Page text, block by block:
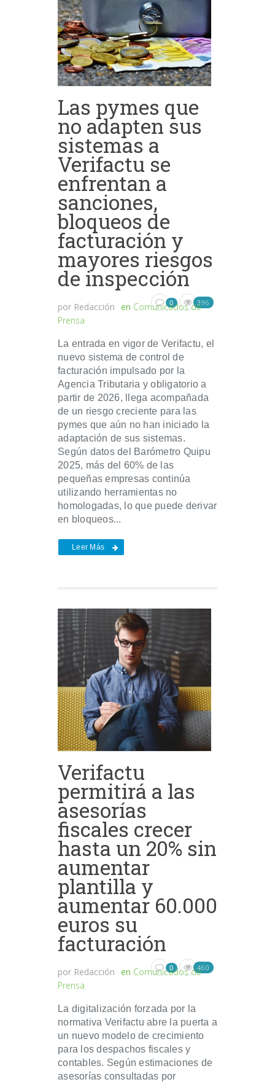
Las pymes que
no adapten sus
sistemas a
Verifactu se
enfrentan a
sanciones,
bloqueos de
facturación y
mayores riesgos
de inspección
por Redacción en Comunicados de
Prensa
0 396
La entrada en vigor de Verifactu, el
nuevo sistema de control de
facturación impulsado por la
Agencia Tributaria y obligatorio a
partir de 2026, llega acompañada
de un riesgo creciente para las
pymes que aún no han iniciado la
adaptación de sus sistemas.
Según datos del Barómetro Quipu
2025, más del 60% de las
pequeñas empresas continúa
utilizando herramientas no
homologadas, lo que puede derivar
en bloqueos...
Leer Más
Verifactu
permitirá a las
asesorías
fiscales crecer
hasta un 20% sin
aumentar
plantilla y
aumentar 60.000
euros su
facturación
por Redacción en Comunicados de
Prensa
0 460
La digitalización forzada por la
normativa Verifactu abre la puerta a
un nuevo modelo de crecimiento
para los despachos fiscales y
contables. Según estimaciones de
asesorías consultadas por